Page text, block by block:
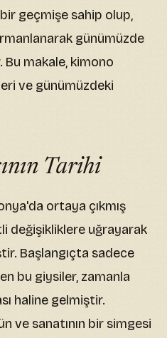
geçmişe sahip olup,
günümüzde
makale, kimono
ve günümüzdeki
Tarihi
ortaya çıkmış
değişikliklere uğrayarak
Başlangıçta sadece
bu giysiler, zamanla
haline gelmiştir.
ve sanatının bir simgesi